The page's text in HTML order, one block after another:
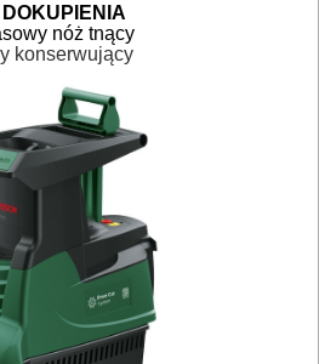
DOKUPIENIA
nóż tnący
konserwujący